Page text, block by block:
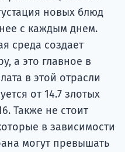
новых блюд
с каждым днем.
среда создает
а это главное в
в этой отрасли
от 14.7 злотых
Также не стоит
в зависимости
могут превышать